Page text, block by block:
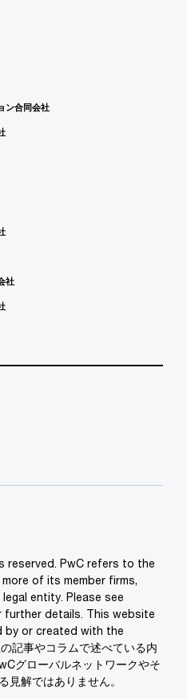
ン合同会社
社
reserved. PwC refers to the
of its member firms,
entity. Please see
details. This website
by or created with the
記事やコラムで述べている内
グローバルネットワークやそ
見解ではありません。